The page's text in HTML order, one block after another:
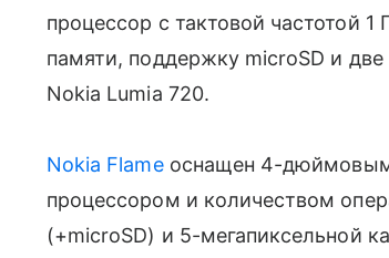
процессор с тактовой частотой
памяти, поддержку microSD и
Nokia Lumia 720.
Nokia Flameоснащен 4-дюймовым
процессором и количеством
(+microSD) и 5-мегапиксельной